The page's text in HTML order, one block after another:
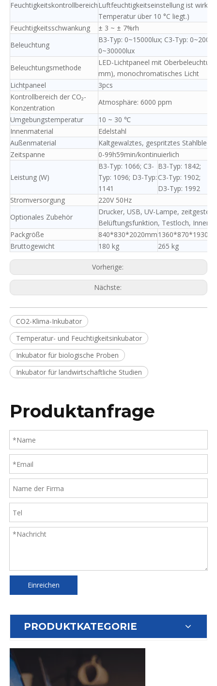
FeuchtigkeitskontrollbereichLuftfeuchtigkeitseinstellung ist
Temperatur über 10 °C liegt.)
Feuchtigkeitsschwankung
± 3 ~ ± 7%rh
Beleuchtung
B3-Typ: 0~15000lux; C3-Typ:
0~30000lux
Beleuchtungsmethode
LED-Lichtpaneel mit
mm), monochromatisches Licht
Lichtpaneel
3pcs
Kontrollbereich der CO₂-
Konzentration
Atmosphäre: 6000 ppm
Umgebungstemperatur
10 ~ 30 ℃
Innenmaterial
Edelstahl
Außenmaterial
Kaltgewalztes, gespritztes Stahlblech
Zeitspanne
0-99h59min/kontinuierlich
Leistung (W)
B3-Typ: 1066; C3-
Typ: 1096; D3-Typ:
1141
B3-Typ: 1842;
C3-Typ: 1902;
D3-Typ: 1992
Stromversorgung
220V 50Hz
Optionales Zubehör
Drucker, USB, UV-Lampe,
Belüftungsfunktion, Testloch,
Packgröße
840*830*2020mm1360*870*1930
Bruttogewicht
180 kg 265 kg
Vorherige:
Nächste:
CO2-Klima-Inkubator
Temperatur- und Feuchtigkeitsinkubator
Inkubator für biologische Proben
Inkubator für landwirtschaftliche Studien
Produktanfrage
Einreichen
PRODUKTKATEGORIE